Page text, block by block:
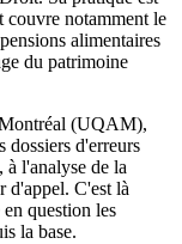
couvre notamment le
alimentaires
du patrimoine
(UQAM),
dossiers d'erreurs
à l'analyse de la
d'appel. C'est là
question les
la base.